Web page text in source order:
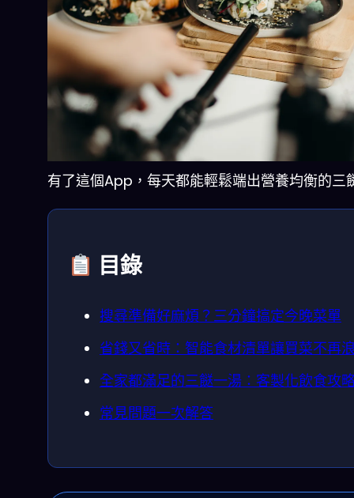
有了這個App，每天都能輕鬆端出營養均衡的三
目錄
搜尋準備好麻煩？三分鐘搞定今晚菜單
省錢又省時：智能食材清單讓買菜不再
全家都滿足的三餸一湯：客製化飲食攻
常見問題一次解答